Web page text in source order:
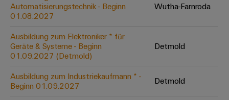
Verbindungslösungen
für
Konventionelle
Energieerzeugung
Zukunftssicherheit
für
bewährte
Systeme
Lösungen
Dezentrale
Automatisierung
Elektronikgehäuse
Blitz-
und
Überspannungsschutz
PV
Technischer
Support
Umweltbezogene
Produktkonformität
Engineering
Daten
Pressekontakt
Unsere
Offene
Ausbildungs-
und
Studienplätze
Automatisierungstechnik - Beginn
01.08.2027
Wutha-Farnroda
Ausbildung zum Elektroniker * für
Geräte & Systeme - Beginn
01.09.2027 (Detmold)
Detmold
Ausbildung zum Industriekaufmann * -
Beginn 01.09.2027
Detmold